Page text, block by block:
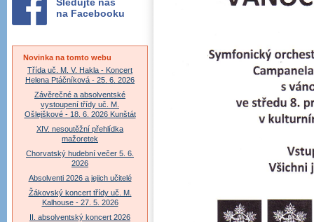
na Facebooku
Novinka na tomto webu
Třída uč. M. V. Hakla - Koncert
Helena Ptáčníková - 25. 6. 2026
Závěrečné a absolventské
vystoupení třídy uč. M.
Ošlejškové - 18. 6. 2026 Kunštát
XIV. nesoutěžní přehlídka
mažoretek
Chorvatský hudební večer 5. 6.
2026
Absolventi 2026 a jejich učitelé
Žákovský koncert třídy uč. M.
Kalhouse - 27. 5. 2026
II. absolventský koncert 2026